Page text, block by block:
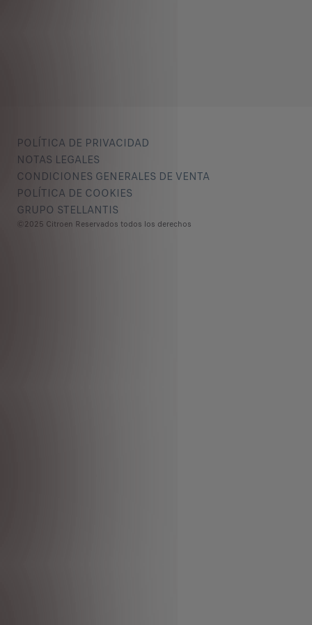
POLÍTICA DE PRIVACIDAD
NOTAS LEGALES
CONDICIONES GENERALES DE VENTA
POLÍTICA DE COOKIES
GRUPO STELLANTIS
©2025 Citroen Reservados todos los derechos